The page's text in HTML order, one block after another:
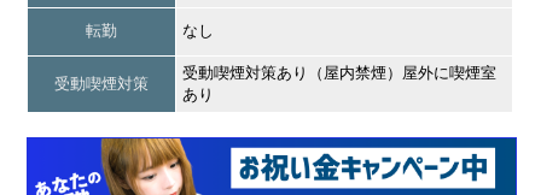
転勤 なし
受動喫煙対策
受動喫煙対策あり（屋内禁煙）屋外に喫煙室
あり